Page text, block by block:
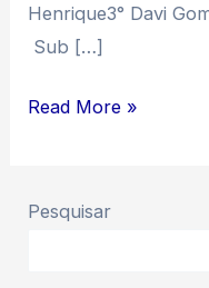
Henrique3° Davi
Sub […]
Read More »
Pesquisar